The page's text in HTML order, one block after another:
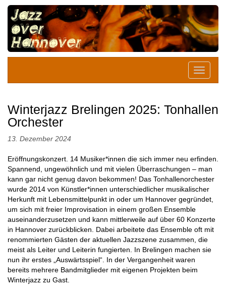
Winterjazz Brelingen 2025: Tonhallen
Orchester
13. Dezember 2024
Eröffnungskonzert. 14 Musiker*innen die sich immer neu erfinden.
Spannend, ungewöhnlich und mit vielen Überraschungen – man
kann gar nicht genug davon bekommen! Das Tonhallenorchester
wurde 2014 von Künstler*innen unterschiedlicher musikalischer
Herkunft mit Lebensmittelpunkt in oder um Hannover gegründet,
um sich mit freier Improvisation in einem großen Ensemble
auseinanderzusetzen und kann mittlerweile auf über 60 Konzerte
in Hannover zurückblicken. Dabei arbeitete das Ensemble oft mit
renommierten Gästen der aktuellen Jazzszene zusammen, die
meist als Leiter und Leiterin fungierten. In Brelingen machen sie
nun ihr erstes „Auswärtsspiel“. In der Vergangenheit waren
bereits mehrere Bandmitglieder mit eigenen Projekten beim
Winterjazz zu Gast.